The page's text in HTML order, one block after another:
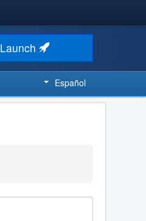
Launch
Español